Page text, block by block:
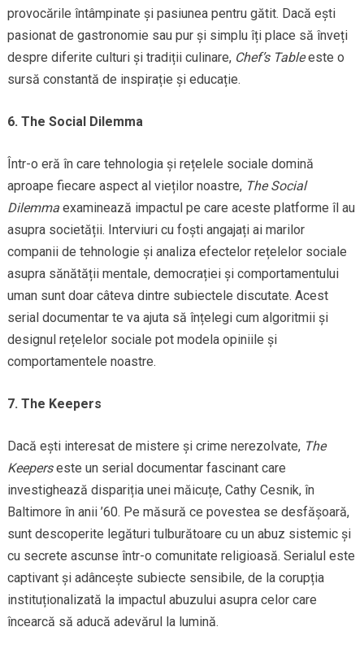
provocările întâmpinate și pasiunea pentru gătit. Dacă ești
pasionat de gastronomie sau pur și simplu îți place să înveți
despre diferite culturi și tradiții culinare, Chef’s Tableeste o
sursă constantă de inspirație și educație.
6. The Social Dilemma
Într-o eră în care tehnologia și rețelele sociale domină
aproape fiecare aspect al vieților noastre, The Social
Dilemmaexaminează impactul pe care aceste platforme îl au
asupra societății. Interviuri cu foști angajați ai marilor
companii de tehnologie și analiza efectelor rețelelor sociale
asupra sănătății mentale, democrației și comportamentului
uman sunt doar câteva dintre subiectele discutate. Acest
serial documentar te va ajuta să înțelegi cum algoritmii și
designul rețelelor sociale pot modela opiniile și
comportamentele noastre.
7. The Keepers
Dacă ești interesat de mistere și crime nerezolvate, The
Keeperseste un serial documentar fascinant care
investighează dispariția unei măicuțe, Cathy Cesnik, în
Baltimore în anii ’60. Pe măsură ce povestea se desfășoară,
sunt descoperite legături tulburătoare cu un abuz sistemic și
cu secrete ascunse într-o comunitate religioasă. Serialul este
captivant și adâncește subiecte sensibile, de la corupția
instituționalizată la impactul abuzului asupra celor care
încearcă să aducă adevărul la lumină.